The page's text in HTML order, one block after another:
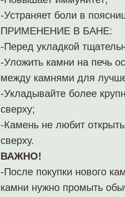
-Устраняет боли в
ПРИМЕНЕНИЕ В БАНЕ:
-Перед укладкой
-Уложить камни на печь
между камнями для
-Укладывайте более
сверху;
-Камень не любит
сверху.
ВАЖНО!
-После покупки нового
камни нужно промыть